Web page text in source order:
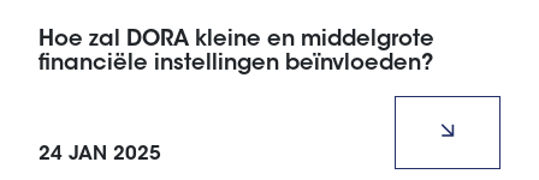
Hoe zal DORA kleine en middelgrote
financiële instellingen beïnvloeden?
regelgevingskader dat door de Europese Unie is
24 JAN 2025